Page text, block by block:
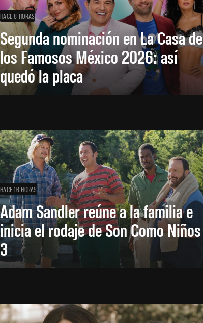
HACE 8 HORAS
Segunda nominación en La Casa de
los Famosos México 2026: así
quedó la placa
HACE 16 HORAS
Adam Sandler reúne a la familia e
inicia el rodaje de Son Como Niños
3